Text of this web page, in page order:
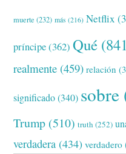
muerte (232) más (216) Netflix
príncipe(362) Qué
realmente (459) relación
significado(340) sobre
Trump (510) truth (252)
verdadera (434) verdadero